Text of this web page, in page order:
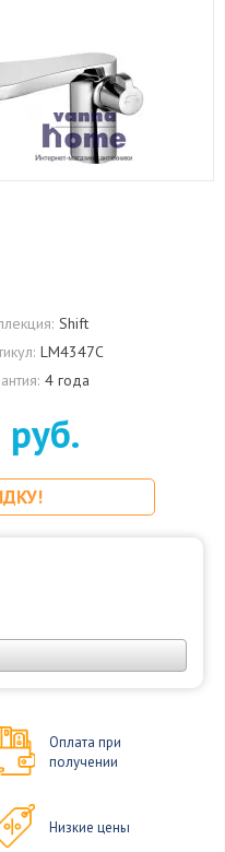
Shift
LM4347C
4 года
Оплата при
получении
Низкие цены